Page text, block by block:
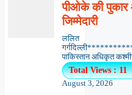
पीओके की पुकार
जिम्मेदारी
ललित
पाकिस्तान अधिकृत
Total Views : 11
August 3, 2026